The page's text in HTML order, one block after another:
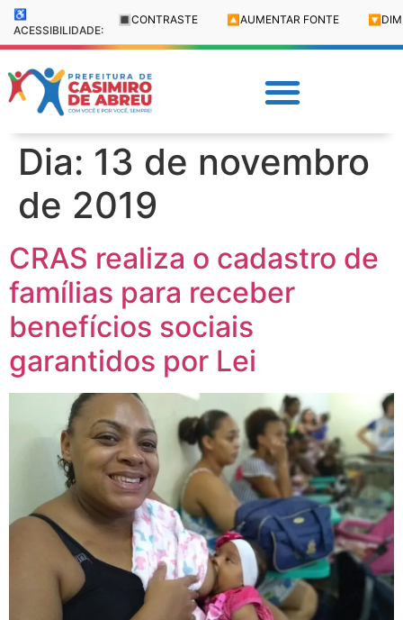
♿
ACESSIBILIDADE:
🔳 CONTRASTE 🔼 AUMENTAR FONTE 🔽
Dia: 13 de novembro
de 2019
CRAS realiza o cadastro de
famílias para receber
benefícios sociais
garantidos por Lei